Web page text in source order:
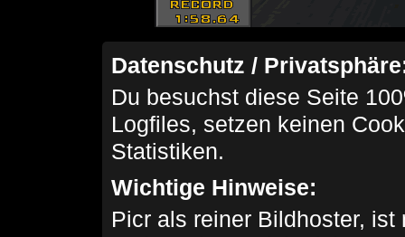
Datenschutz /
Du besuchst diese Seite
Logfiles, setzen keinen
Statistiken.
Wichtige Hinweise:
Picr als reiner Bildhoster,